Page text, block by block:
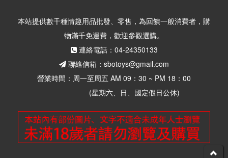
本站提供數千種情趣用品批發、零售，為回饋一般消費者，購
物滿千免運費，歡迎參觀選購。
連絡電話：04-24350133
聯絡信箱：sbotoys@gmail.com
營業時間：周一至周五 AM 09：30 ~ PM 18：00
(星期六、日、國定假日公休)